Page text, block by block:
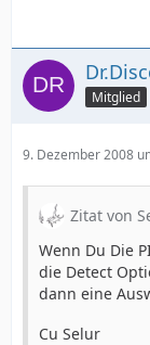
Mitglied
9. Dezember 2008
Zitat von
Wenn Du Die
die Detect
dann eine
Cu Selur